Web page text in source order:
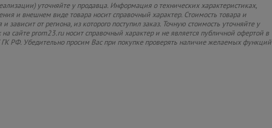
уточняйте у продавца. Информация о технических характеристиках,
и внешнем виде товара носит справочный характер. Стоимость товара и
зависит от региона, из которого поступил заказ. Точную стоимость уточняйте у
сайте prom23.ru носит справочный характер и не является публичной офертой в
ГК РФ. Убедительно просим Вас при покупке проверять наличие желаемых функций